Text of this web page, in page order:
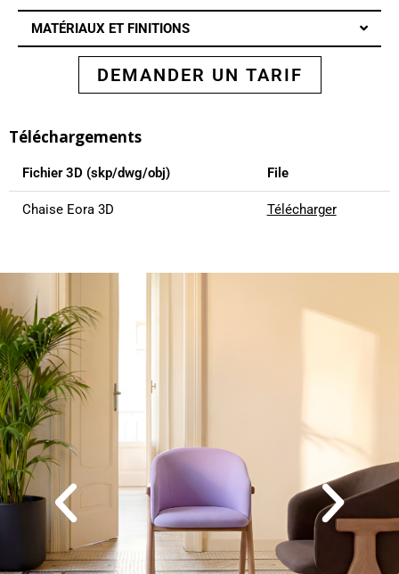
MATÉRIAUX ET FINITIONS
DEMANDER UN TARIF
Téléchargements
Fichier 3D (skp/dwg/obj) File
Chaise Eora 3D Télécharger